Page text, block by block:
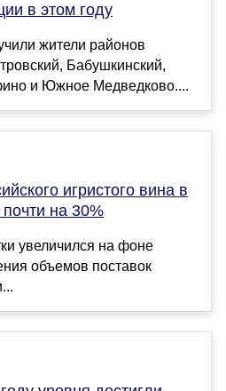
в этом году
жители районов
Бабушкинский,
и Южное Медведково....
игристого вина в
на 30%
увеличился на фоне
объемов поставок